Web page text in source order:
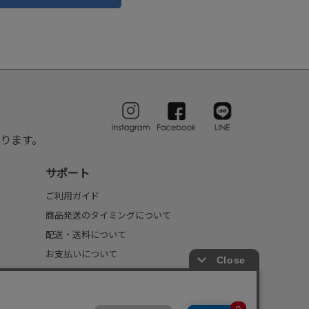
ます。
サポート
ご利用ガイド
商品発送のタイミングについて
配送・送料について
お支払いについて
返品・交換について